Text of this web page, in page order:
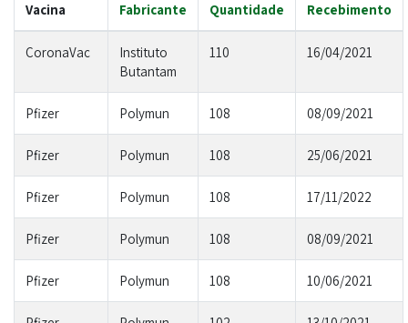
Vacina Fabricante Quantidade
Recebimento
CoronaVac
Instituto
Butantam
110 16/04/2021
Pfizer Polymun 108 08/09/2021
Pfizer Polymun 108 25/06/2021
Pfizer Polymun 108 17/11/2022
Pfizer Polymun 108 08/09/2021
Pfizer Polymun 108 10/06/2021